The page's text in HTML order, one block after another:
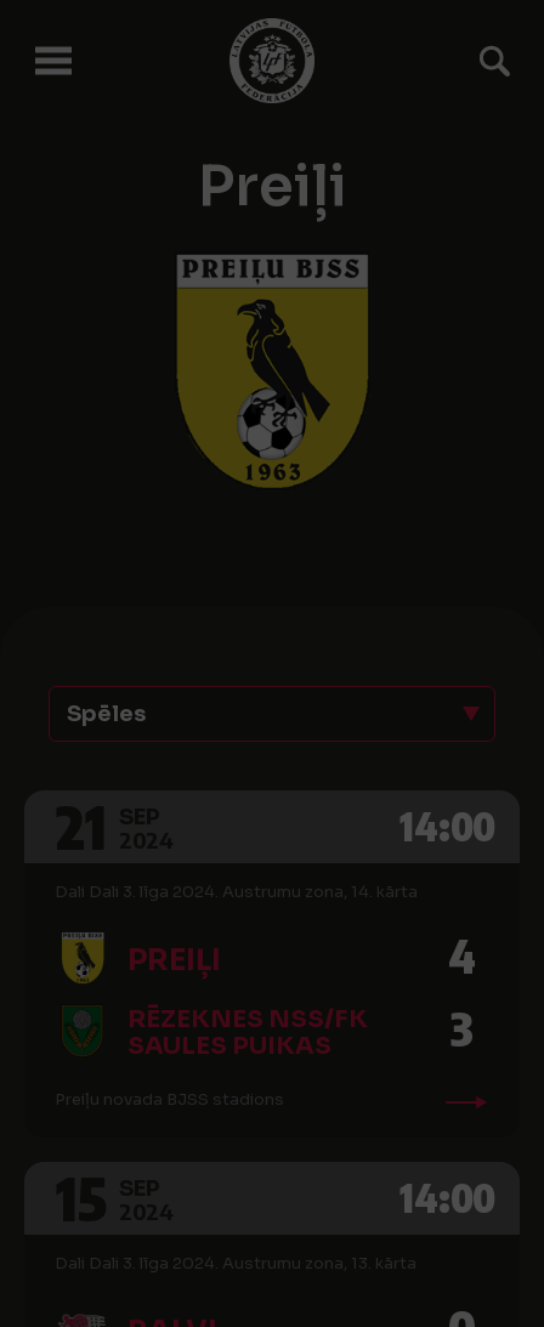
Preiļi
Spēles
14:00
Dali Dali 3. līga 2024. Austrumu zona, 14. kārta
PREIĻI 4
RĒZEKNES NSS/FK
SAULES PUIKAS
3
Preiļu novada BJSS stadions
14:00
Dali Dali 3. līga 2024. Austrumu zona, 13. kārta